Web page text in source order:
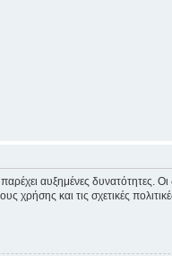
αυξημένες δυνατότητες.
χρήσης και τις σχετικές